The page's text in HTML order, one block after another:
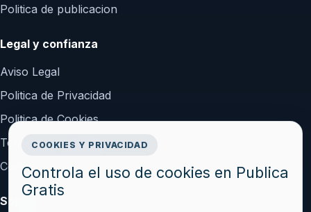
Politica de publicacion
Legal y confianza
Aviso Legal
Politica de Privacidad
Politica de Cookies
Terminos y Condiciones
Configurar cookies
Soporte
COOKIES Y PRIVACIDAD
Controla el uso de cookies en Publica
Gratis